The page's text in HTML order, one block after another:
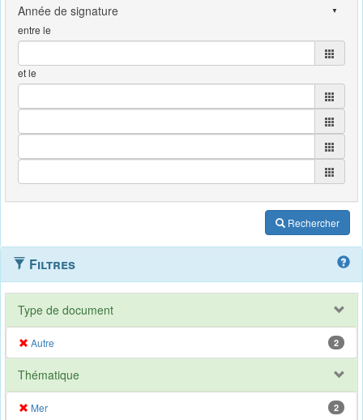
entre le
et le
Rechercher
Filtres
Type de document
Autre 2
Thématique
Mer 2